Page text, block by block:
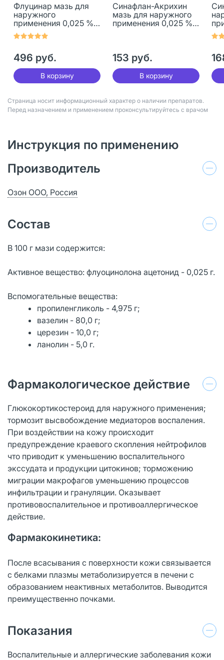
Флуцинар мазь для
наружного
применения 0,025 %
15 г 1 шт
496 руб.
В корзину
Синафлан-Акрихин
мазь для наружного
применения 0,025 %
153 руб.
В корзину
15
Страница носит информационный характер о наличии препаратов.
Перед назначением и применением проконсультируйтесь с врачом
Инструкция по применению
Производитель
Озон ООО, Россия
Состав
В 100 г мази содержится:
Активное вещество: флуоцинолона ацетонид - 0,025 г.
Вспомогательные вещества:
пропиленгликоль - 4,975 г;
вазелин - 80,0 г;
церезин - 10,0 г;
ланолин - 5,0 г.
Фармакологическое действие
Глюкокортикостероид для наружного применения;
тормозит высвобождение медиаторов воспаления.
При воздействии на кожу происходит
предупреждение краевого скопления нейтрофилов
что приводит к уменьшению воспалительного
экссудата и продукции цитокинов; торможению
миграции макрофагов уменьшению процессов
инфильтрации и грануляции. Оказывает
противовоспалительное и противоаллергическое
действие.
Фармакокинетика:
После всасывания с поверхности кожи связывается
с белками плазмы метаболизируется в печени с
образованием неактивных метаболитов. Выводится
преимущественно почками.
Показания
Воспалительные и аллергические заболевания кожи